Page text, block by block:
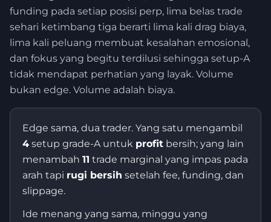
funding pada setiap posisi perp, lima belas trade
sehari ketimbang tiga berarti lima kali drag biaya,
lima kali peluang membuat kesalahan emosional,
dan fokus yang begitu terdilusi sehingga setup-A
tidak mendapat perhatian yang layak. Volume
bukan edge. Volume adalah biaya.
Edge sama, dua trader. Yang satu mengambil
4 setup grade-A untuk profit bersih; yang lain
menambah 11 trade marginal yang impas pada
arah tapi rugi bersih setelah fee, funding, dan
slippage.
Ide menang yang sama, minggu yang